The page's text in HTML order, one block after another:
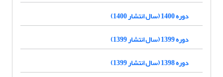
دوره 1400 (سال انتشار 1400)
دوره 1399 (سال انتشار 1399)
دوره 1398 (سال انتشار 1399)